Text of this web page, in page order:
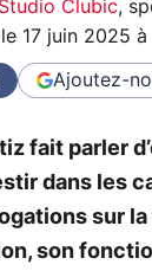
Clubic,
17 juin 2025 à
Ajoutez-
fait parler
dans les
sur
son